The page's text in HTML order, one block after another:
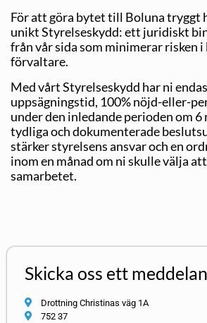
För att göra bytet till Boluna tryggt
unikt Styrelseskydd: ett juridiskt
från vår sida som minimerar risken
förvaltare.
Med vårt Styrelseskydd har ni
uppsägningstid, 100% nöjd-eller-
under den inledande perioden om 6
tydliga och dokumenterade
stärker styrelsens ansvar och en
inom en månad om ni skulle välja
samarbetet.
Skicka oss ett
Drottning Christinas väg 1A
752 37